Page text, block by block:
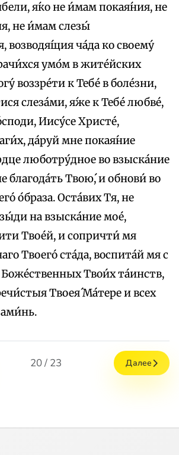
я́ко не и́мам покая́ния, не
не и́мам слезы́
возводя́щия ча́да ко своему́
умо́м в жите́йских
воззре́ти к Тебе́ в боле́зни,
слеза́ми, я́же к Тебе́ любве́,
Иису́се Христе́,
да́руй мне покая́ние
люботру́дное во взыска́ние
благода́ть Твою́, и обнови́ во
о́браза. Оста́вих Тя, не
на взыска́ние мое́,
Твое́й, и сопричти́ мя
Твоего́ ста́да, воспита́й мя с
Твои́х та́инств,
Твоея́ Ма́тере и всех
20 / 23 Далее